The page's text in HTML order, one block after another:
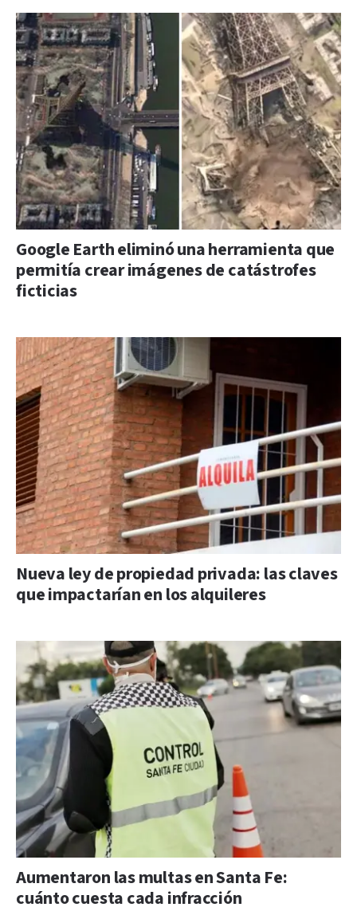
Google Earth eliminó una herramienta que
permitía crear imágenes de catástrofes
ficticias
Nueva ley de propiedad privada: las claves
que impactarían en los alquileres
Aumentaron las multas en Santa Fe:
cuánto cuesta cada infracción